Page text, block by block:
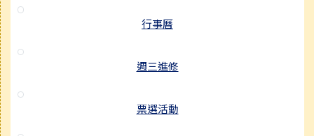
行事曆
週三進修
票選活動